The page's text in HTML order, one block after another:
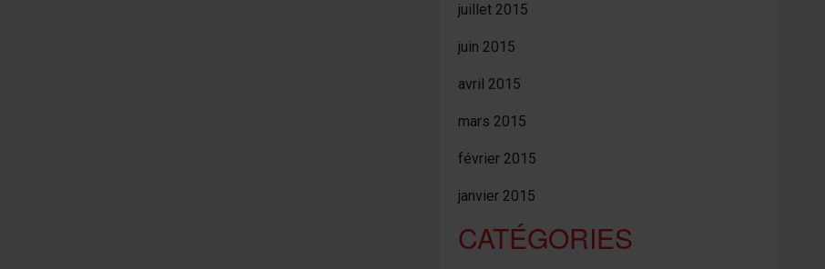
juillet 2015
juin 2015
avril 2015
mars 2015
février 2015
janvier 2015
CATÉGORIES